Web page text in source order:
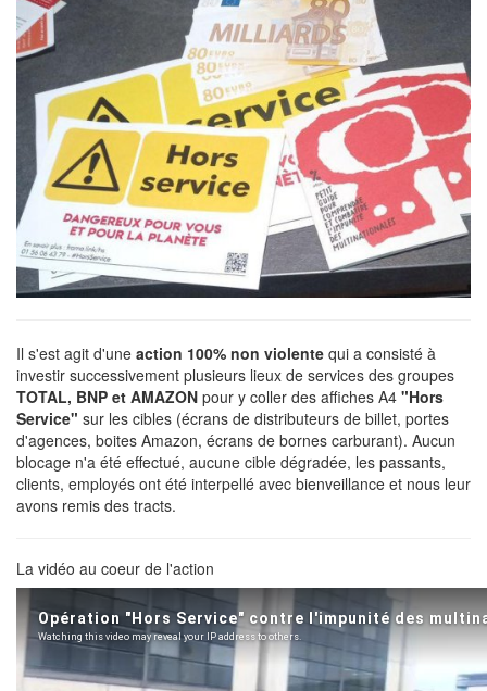
Il s'est agit d'une action 100% non violente qui a consisté à
investir successivement plusieurs lieux de services des groupes
TOTAL, BNP et AMAZON pour y coller des affiches A4 "Hors
Service" sur les cibles (écrans de distributeurs de billet, portes
d'agences, boites Amazon, écrans de bornes carburant). Aucun
blocage n'a été effectué, aucune cible dégradée, les passants,
clients, employés ont été interpellé avec bienveillance et nous leur
avons remis des tracts.
La vidéo au coeur de l'action